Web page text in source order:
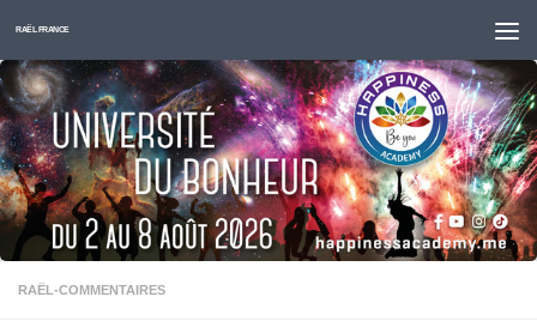
Skip to content
RAËL FRANCE
RAËL-COMMENTAIRES